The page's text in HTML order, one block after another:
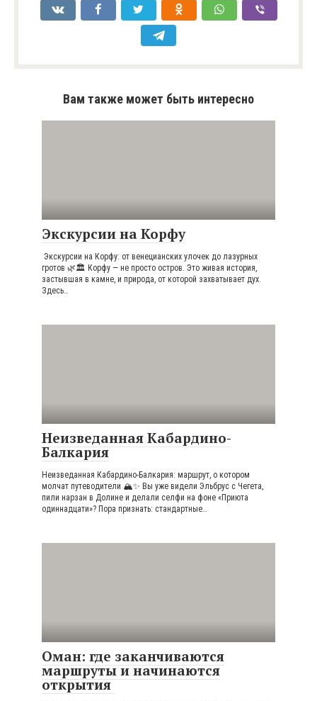
Вам также может быть интересно
Экскурсии на Корфу
Экскурсии на Корфу: от венецианских улочек до лазурных
гротов 🌿🏛️ Корфу — не просто остров. Это живая история,
застывшая в камне, и природа, от которой захватывает дух.
Здесь…
Неизведанная Кабардино-
Балкария
Неизведанная Кабардино-Балкария: маршрут, о котором
молчат путеводители 🏔️✨ Вы уже видели Эльбрус с Чегета,
пили нарзан в Долине и делали селфи на фоне «Приюта
одиннадцати»? Пора признать: стандартные…
Оман: где заканчиваются
маршруты и начинаются
открытия